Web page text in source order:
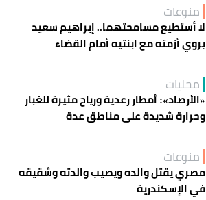
منوعات
لا أستطيع مسامحتهما.. إبراهيم سعيد
يروي أزمته مع ابنتيه أمام القضاء
محليات
«الأرصاد»: أمطار رعدية ورياح مثيرة للغبار
وحرارة شديدة على مناطق عدة
منوعات
مصري يقتل والده ويصيب والدته وشقيقه
في الإسكندرية